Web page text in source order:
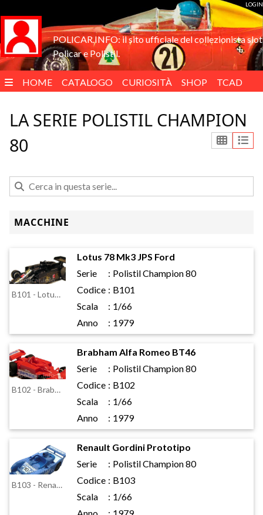
LOGIN
POLICAR.INFO: il sito ufficiale del collezionista slot
Policar e Polistil.
HOME CATALOGO CURIOSITÀ SHOP TCAD
LA SERIE POLISTIL CHAMPION
80
MACCHINE
B101 - Lotus 78 Mk3 JPS Ford
Lotus 78 Mk3 JPS Ford
Serie
: Polistil Champion 80
Codice : B101
Scala
: 1/66
Anno
: 1979
B102 - Brabham Alfa Romeo BT46
Brabham Alfa Romeo BT46
Serie
: Polistil Champion 80
Codice : B102
Scala
: 1/66
Anno
: 1979
B103 - Renault Gordini Prototipo
Renault Gordini Prototipo
Serie
: Polistil Champion 80
Codice : B103
Scala
: 1/66